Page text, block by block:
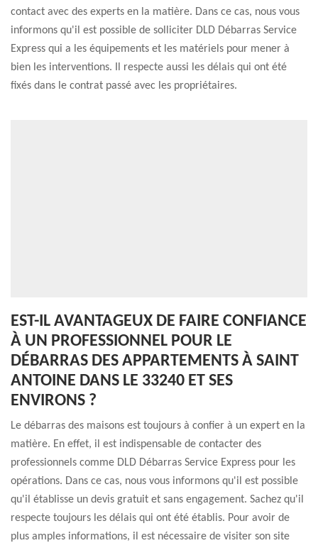
contact avec des experts en la matière. Dans ce cas, nous vous
informons qu'il est possible de solliciter DLD Débarras Service
Express qui a les équipements et les matériels pour mener à
bien les interventions. Il respecte aussi les délais qui ont été
fixés dans le contrat passé avec les propriétaires.
EST-IL AVANTAGEUX DE FAIRE CONFIANCE
À UN PROFESSIONNEL POUR LE
DÉBARRAS DES APPARTEMENTS À SAINT
ANTOINE DANS LE 33240 ET SES
ENVIRONS ?
Le débarras des maisons est toujours à confier à un expert en la
matière. En effet, il est indispensable de contacter des
professionnels comme DLD Débarras Service Express pour les
opérations. Dans ce cas, nous vous informons qu'il est possible
qu'il établisse un devis gratuit et sans engagement. Sachez qu'il
respecte toujours les délais qui ont été établis. Pour avoir de
plus amples informations, il est nécessaire de visiter son site